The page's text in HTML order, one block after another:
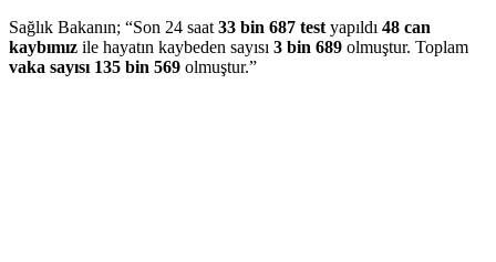
Sağlık Bakanın; “Son 24 saat 33 bin 687 test yapıldı 48 can
kaybımız ile hayatın kaybeden sayısı 3 bin 689 olmuştur. Toplam
vaka sayısı 135 bin 569 olmuştur.”